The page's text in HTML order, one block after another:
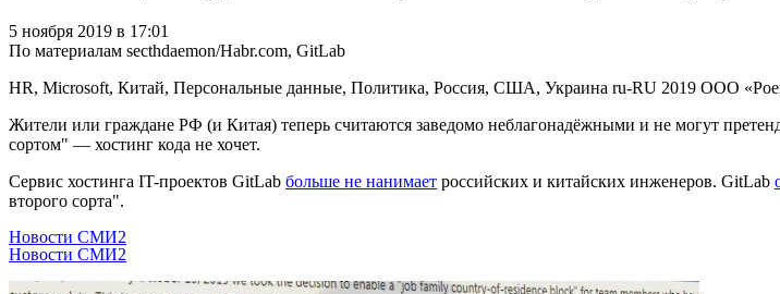
5 ноября 2019 в 17:01
По материалам secthdaemon/Habr.com, GitLab
HR, Microsoft, Китай, Персональные данные, Политика, Россия, США, Украина ru-RU 2019 ООО
Жители или граждане РФ (и Китая) теперь считаются заведомо неблагонадёжными и не могут
сортом" — хостинг кода не хочет.
Cервис хостинга IT-проектов GitLab больше не нанимает российских и китайских инженеров. GitLab
второго сорта".
Новости СМИ2
Новости СМИ2